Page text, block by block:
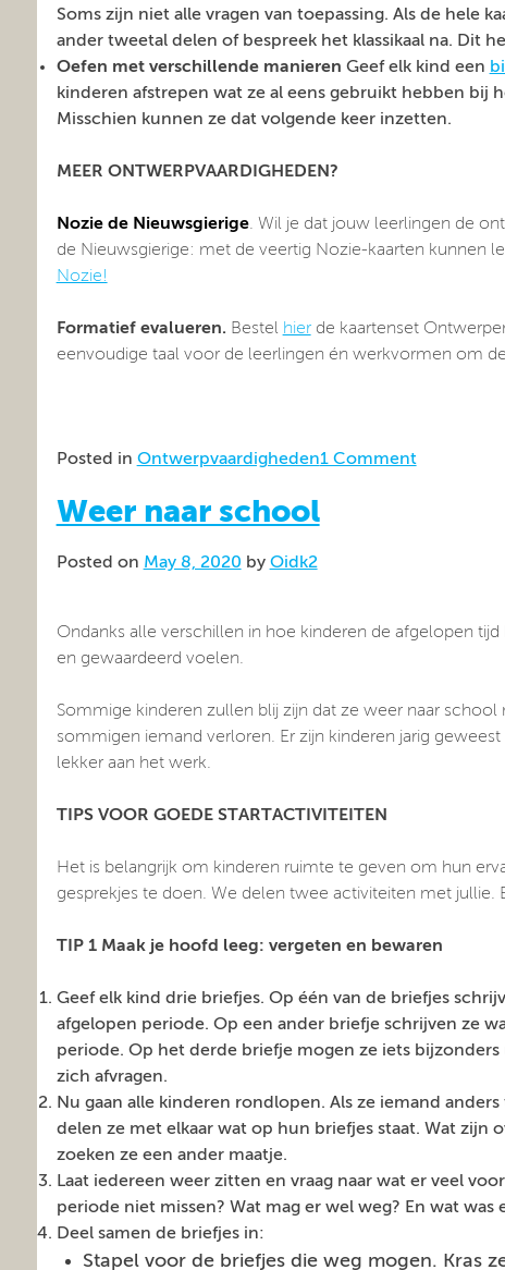
Soms zijn niet alle vragen van toepassing. Als de hele
ander tweetal delen of bespreek het klassikaal na. Dit
Oefen met verschillende manieren Geef elk kind een
kinderen afstrepen wat ze al eens gebruikt hebben bij
Misschien kunnen ze dat volgende keer inzetten.
MEER ONTWERPVAARDIGHEDEN?
Nozie de Nieuwsgierige. Wil je dat jouw leerlingen de
de Nieuwsgierige: met de veertig Nozie-kaarten kunnen
Nozie!
Formatief evalueren. Bestel hierde kaartenset
eenvoudige taal voor de leerlingen én werkvormen om
Posted in Ontwerpvaardigheden1 Comment
Weer naar school
Posted on May 8, 2020 by Oidk2
Ondanks alle verschillen in hoe kinderen de afgelopen
en gewaardeerd voelen.
Sommige kinderen zullen blij zijn dat ze weer naar
sommigen iemand verloren. Er zijn kinderen jarig
lekker aan het werk.
TIPS VOOR GOEDE STARTACTIVITEITEN
Het is belangrijk om kinderen ruimte te geven om hun
gesprekjes te doen. We delen twee activiteiten met jullie.
TIP 1 Maak je hoofd leeg: vergeten en bewaren
Geef elk kind drie briefjes. Op één van de briefjes
afgelopen periode. Op een ander briefje schrijven ze
periode. Op het derde briefje mogen ze iets
zich afvragen.
Nu gaan alle kinderen rondlopen. Als ze iemand
delen ze met elkaar wat op hun briefjes staat. Wat zijn
zoeken ze een ander maatje.
Laat iedereen weer zitten en vraag naar wat er veel
periode niet missen? Wat mag er wel weg? En wat
Deel samen de briefjes in:
Stapel voor de briefjes die weg mogen. Kras